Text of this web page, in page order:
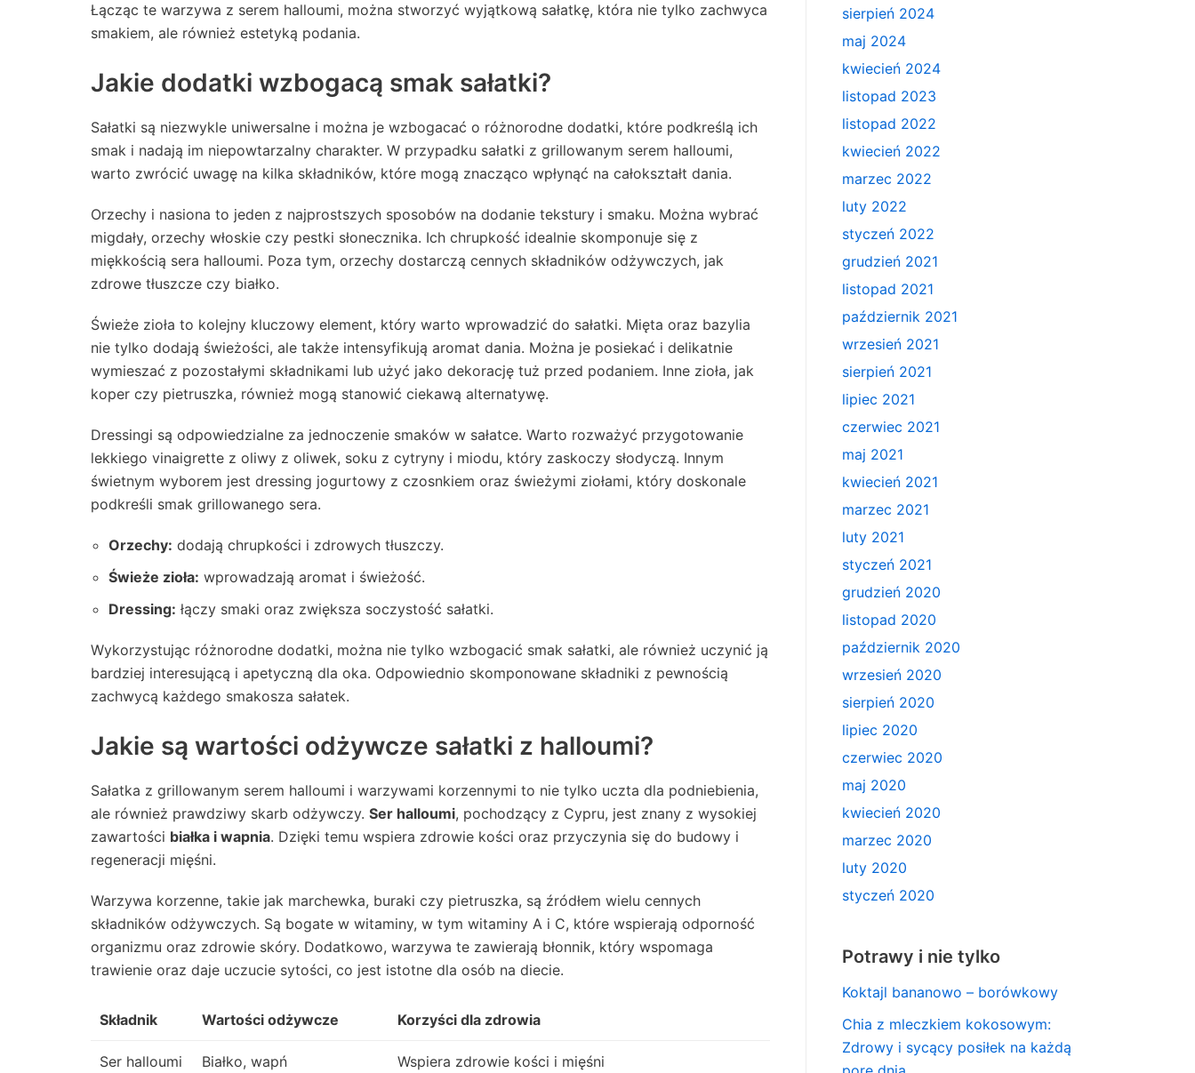
Łącząc te warzywa z serem halloumi, można stworzyć wyjątkową sałatkę, która nie tylko zachwyca
smakiem, ale również estetyką podania.
Jakie dodatki wzbogacą smak sałatki?
Sałatki są niezwykle uniwersalne i można je wzbogacać o różnorodne dodatki, które podkreślą ich
smak i nadają im niepowtarzalny charakter. W przypadku sałatki z grillowanym serem halloumi,
warto zwrócić uwagę na kilka składników, które mogą znacząco wpłynąć na całokształt dania.
Orzechy i nasiona to jeden z najprostszych sposobów na dodanie tekstury i smaku. Można wybrać
migdały, orzechy włoskie czy pestki słonecznika. Ich chrupkość idealnie skomponuje się z
miękkością sera halloumi. Poza tym, orzechy dostarczą cennych składników odżywczych, jak
zdrowe tłuszcze czy białko.
Świeże zioła to kolejny kluczowy element, który warto wprowadzić do sałatki. Mięta oraz bazylia
nie tylko dodają świeżości, ale także intensyfikują aromat dania. Można je posiekać i delikatnie
wymieszać z pozostałymi składnikami lub użyć jako dekorację tuż przed podaniem. Inne zioła, jak
koper czy pietruszka, również mogą stanowić ciekawą alternatywę.
Dressingi są odpowiedzialne za jednoczenie smaków w sałatce. Warto rozważyć przygotowanie
lekkiego vinaigrette z oliwy z oliwek, soku z cytryny i miodu, który zaskoczy słodyczą. Innym
świetnym wyborem jest dressing jogurtowy z czosnkiem oraz świeżymi ziołami, który doskonale
podkreśli smak grillowanego sera.
Orzechy: dodają chrupkości i zdrowych tłuszczy.
Świeże zioła: wprowadzają aromat i świeżość.
Dressing: łączy smaki oraz zwiększa soczystość sałatki.
Wykorzystując różnorodne dodatki, można nie tylko wzbogacić smak sałatki, ale również uczynić ją
bardziej interesującą i apetyczną dla oka. Odpowiednio skomponowane składniki z pewnością
zachwycą każdego smakosza sałatek.
Jakie są wartości odżywcze sałatki z halloumi?
Sałatka z grillowanym serem halloumi i warzywami korzennymi to nie tylko uczta dla podniebienia,
ale również prawdziwy skarb odżywczy. Ser halloumi, pochodzący z Cypru, jest znany z wysokiej
zawartości białka i wapnia. Dzięki temu wspiera zdrowie kości oraz przyczynia się do budowy i
regeneracji mięśni.
Warzywa korzenne, takie jak marchewka, buraki czy pietruszka, są źródłem wielu cennych
składników odżywczych. Są bogate w witaminy, w tym witaminy A i C, które wspierają odporność
organizmu oraz zdrowie skóry. Dodatkowo, warzywa te zawierają błonnik, który wspomaga
trawienie oraz daje uczucie sytości, co jest istotne dla osób na diecie.
Składnik Wartości odżywcze Korzyści dla zdrowia
Ser halloumi Białko, wapń Wspiera zdrowie kości i mięśni
sierpień 2024
maj 2024
kwiecień 2024
listopad 2023
listopad 2022
kwiecień 2022
marzec 2022
luty 2022
styczeń 2022
grudzień 2021
listopad 2021
październik 2021
wrzesień 2021
sierpień 2021
lipiec 2021
czerwiec 2021
maj 2021
kwiecień 2021
marzec 2021
luty 2021
styczeń 2021
grudzień 2020
listopad 2020
październik 2020
wrzesień 2020
sierpień 2020
lipiec 2020
czerwiec 2020
maj 2020
kwiecień 2020
marzec 2020
luty 2020
styczeń 2020
Potrawy i nie tylko
Koktajl bananowo – borówkowy
Chia z mleczkiem kokosowym:
Zdrowy i sycący posiłek na każdą